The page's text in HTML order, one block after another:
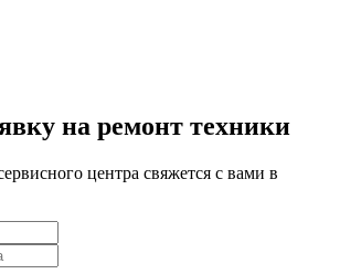
на ремонт техники
центра свяжется с вами в